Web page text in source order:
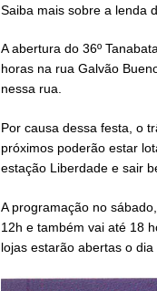
Saiba mais sobre a lenda
A abertura do 36º
horas na rua Galvão
nessa rua.
Por causa dessa festa, o
próximos poderão estar
estação Liberdade e sair
A programação no
12h e também vai até 18
lojas estarão abertas o dia